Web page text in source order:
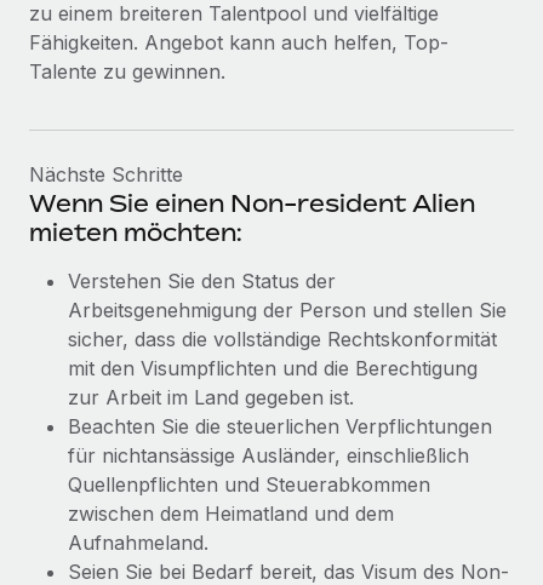
zu einem breiteren Talentpool und vielfältige
Fähigkeiten. Angebot kann auch helfen, Top-
Talente zu gewinnen.
Nächste Schritte
Wenn Sie einen Non-resident Alien
mieten möchten:
Verstehen Sie den Status der
Arbeitsgenehmigung der Person und stellen Sie
sicher, dass die vollständige Rechtskonformität
mit den Visumpflichten und die Berechtigung
zur Arbeit im Land gegeben ist.
Beachten Sie die steuerlichen Verpflichtungen
für nichtansässige Ausländer, einschließlich
Quellenpflichten und Steuerabkommen
zwischen dem Heimatland und dem
Aufnahmeland.
Seien Sie bei Bedarf bereit, das Visum des Non-